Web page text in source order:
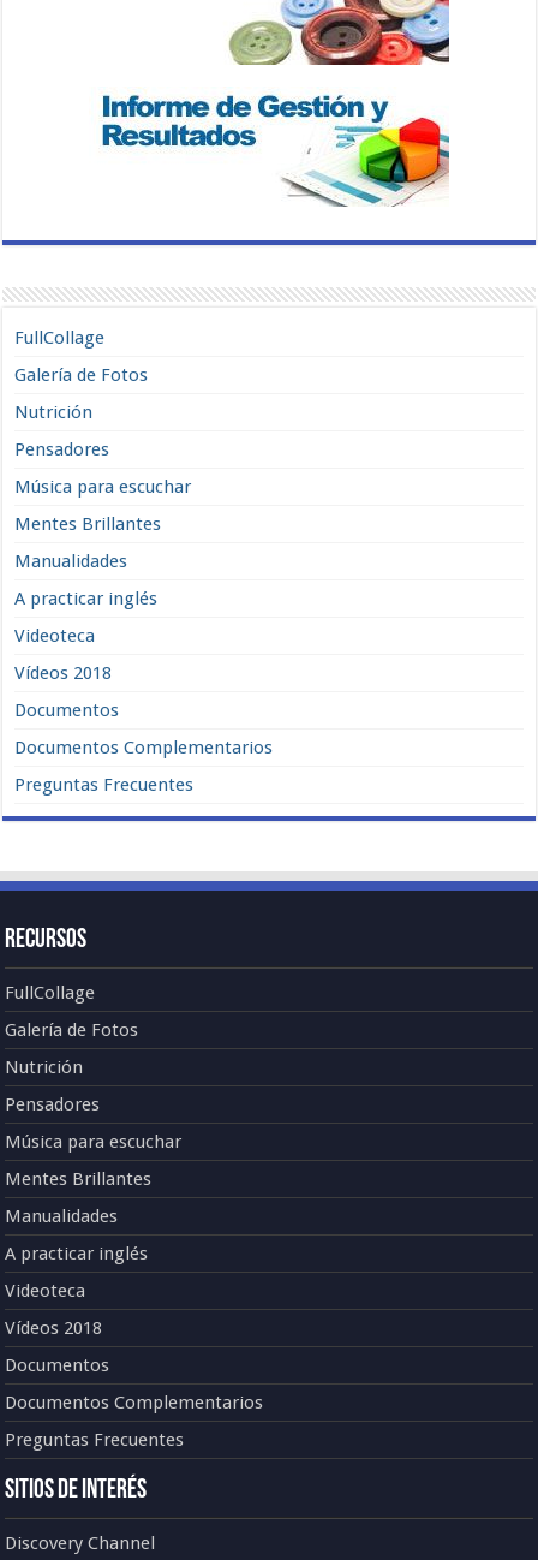
FullCollage
Galería de Fotos
Nutrición
Pensadores
Música para escuchar
Mentes Brillantes
Manualidades
A practicar inglés
Videoteca
Vídeos 2018
Documentos
Documentos Complementarios
Preguntas Frecuentes
Recursos
FullCollage
Galería de Fotos
Nutrición
Pensadores
Música para escuchar
Mentes Brillantes
Manualidades
A practicar inglés
Videoteca
Vídeos 2018
Documentos
Documentos Complementarios
Preguntas Frecuentes
Sitios de Interés
Discovery Channel